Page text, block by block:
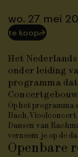
wo. 27 mei
te koop⮫
Het
onder leiding
programma
Op het programma
Bach,Vioolconcert
Dansen van
verneem je op de
Openbare